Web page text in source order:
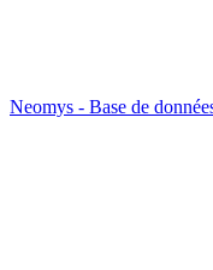
Neomys - Base de